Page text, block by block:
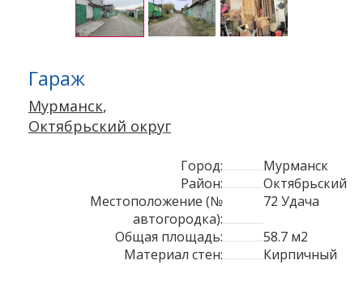
Гараж
Мурманск,
Октябрьский округ
Город:
Мурманск
Район:
Октябрьский
Местоположение (№
автогородка):
72 Удача
Общая площадь:
58.7 м2
Материал стен:
Кирпичный